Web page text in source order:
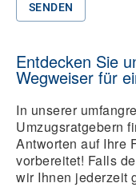
SENDEN
Entdecken Sie
Wegweiser für
In unserer
Umzugsratgebern
Antworten auf Ihre
vorbereitet! Falls
wir Ihnen jederzeit